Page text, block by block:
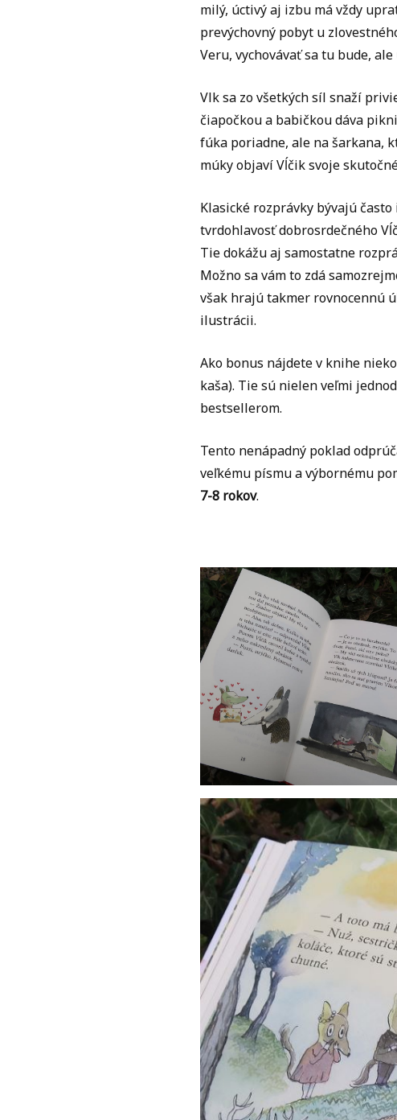
milý, úctivý aj izbu má vždy
prevýchovný pobyt u
Veru, vychovávať sa tu bude,
Vlk sa zo všetkých síl snaží
čiapočkou a babičkou dáva
fúka poriadne, ale na šarkana,
múky objaví Vĺčik svoje
Klasické rozprávky bývajú
tvrdohlavosť dobrosrdečného
Tie dokážu aj samostatne
Možno sa vám to zdá
však hrajú takmer rovnocennú
ilustrácii.
Ako bonus nájdete v knihe
kaša). Tie sú nielen veľmi
bestsellerom.
Tento nenápadný poklad
veľkému písmu a výbornému
7-8 rokov.